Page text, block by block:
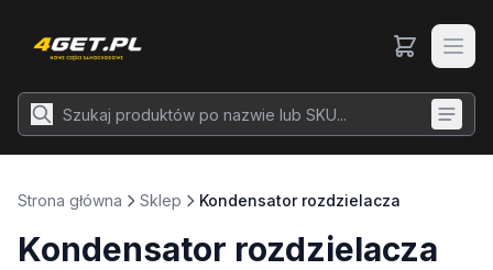
Strona główna Sklep Kondensator rozdzielacza
Kondensator rozdzielacza